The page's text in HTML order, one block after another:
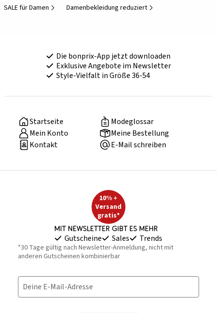
SALE für Damen Damenbekleidung reduziert
Die bonprix-App jetzt downloaden
Exklusive Angebote im Newsletter
Style-Vielfalt in Größe 36-54
Startseite
Modeglossar
Mein Konto
Meine Bestellung
Kontakt
E-Mail schreiben
10% +
Versand
gratis*
Mit Newsletter gibt es mehr
Gutscheine Sales Trends
*30 Tage gültig nach Newsletter-Anmeldung, nicht mit
anderen Gutscheinen kombinierbar
Deine E-Mail-Adresse